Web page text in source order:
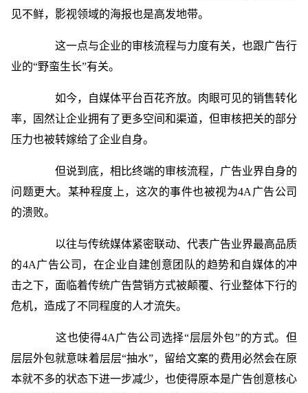
见不鲜，影视领域的海报也是高发地带。
这一点与企业的审核流程与力度有关，也跟广告行
业的“野蛮生长”有关。
如今，自媒体平台百花齐放。肉眼可见的销售转化
率，固然让企业拥有了更多空间和渠道，但审核把关的部分
压力也被转嫁给了企业自身。
但说到底，相比终端的审核流程，广告业界自身的
问题更大。某种程度上，这次的事件也被视为4A广告公司
的溃败。
以往与传统媒体紧密联动、代表广告业界最高品质
的4A广告公司，在企业自建创意团队的趋势和自媒体的冲
击之下，面临着传统广告营销方式被颠覆、行业整体下行的
危机，造成了不同程度的人才流失。
这也使得4A广告公司选择“层层外包”的方式。但
层层外包就意味着层层“抽水”，留给文案的费用必然会在原
本就不多的状态下进一步减少，也使得原本是广告创意核心